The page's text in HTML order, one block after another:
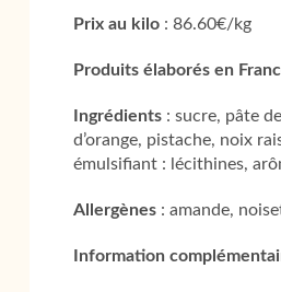
Prix au kilo: 86.60€/kg
Produits élaborés en
Ingrédients: sucre, pâte
d’orange, pistache, noix
émulsifiant : lécithines,
Allergènes: amande,
Information